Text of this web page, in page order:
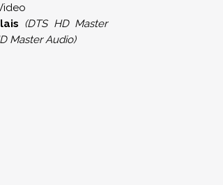
(DTS HD Master
Master Audio)